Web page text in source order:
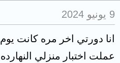
9 يونيو 2024
انا دورتي اخر مره كانت يوم 18/5